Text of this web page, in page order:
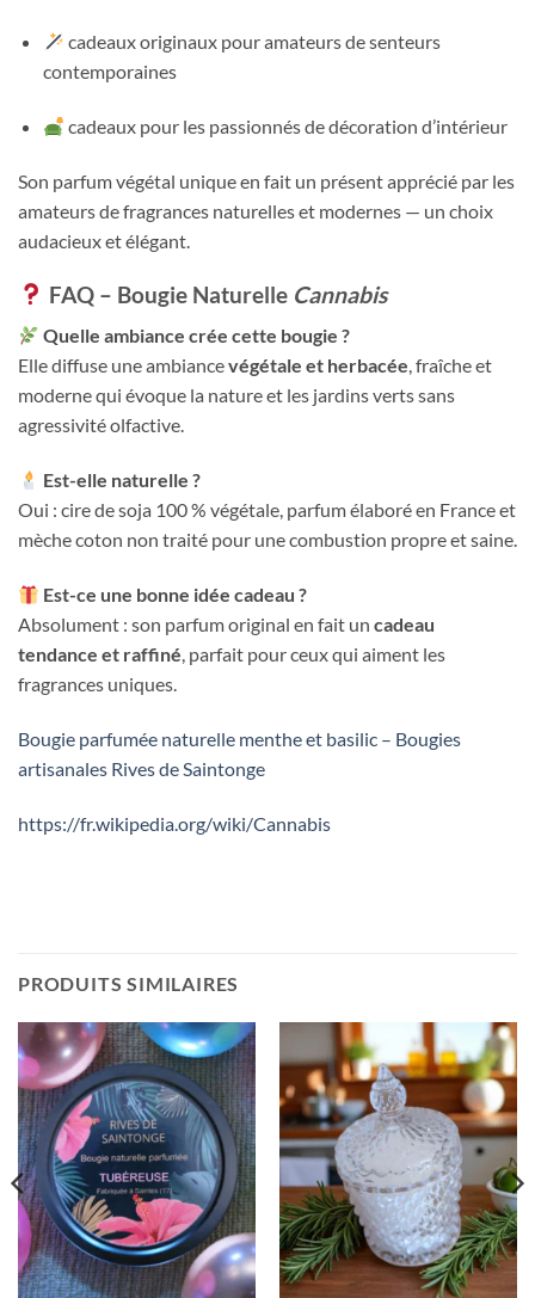
cadeaux originaux pour amateurs de senteurs
contemporaines
cadeaux pour les passionnés de décoration d’intérieur
Son parfum végétal unique en fait un présent apprécié par les
amateurs de fragrances naturelles et modernes — un choix
audacieux et élégant.
FAQ – Bougie Naturelle Cannabis
Quelle ambiance crée cette bougie ?
Elle diffuse une ambiancevégétale et herbacée, fraîche et
moderne qui évoque la nature et les jardins verts sans
agressivité olfactive.
Est-elle naturelle ?
Oui : cire de soja 100 % végétale, parfum élaboré en France et
mèche coton non traité pour une combustion propre et saine.
Est-ce une bonne idée cadeau ?
Absolument : son parfum original en fait un cadeau
tendance et raffiné, parfait pour ceux qui aiment les
fragrances uniques.
Bougie parfumée naturelle menthe et basilic – Bougies
artisanales Rives de Saintonge
https://fr.wikipedia.org/wiki/Cannabis
PRODUITS SIMILAIRES